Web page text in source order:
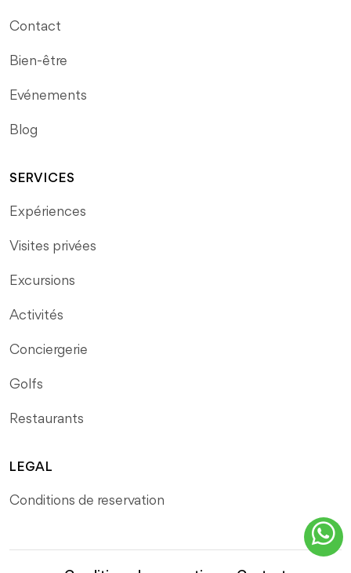
Contact
Bien-être
Evénements
Blog
SERVICES
Expériences
Visites privées
Excursions
Activités
Conciergerie
Golfs
Restaurants
LEGAL
Conditions de reservation